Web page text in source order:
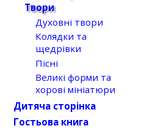
Твори
Духовні твори
Колядки та
щедрівки
Пісні
Великі форми та
хорові мініатюри
Дитяча сторінка
Гостьова книга